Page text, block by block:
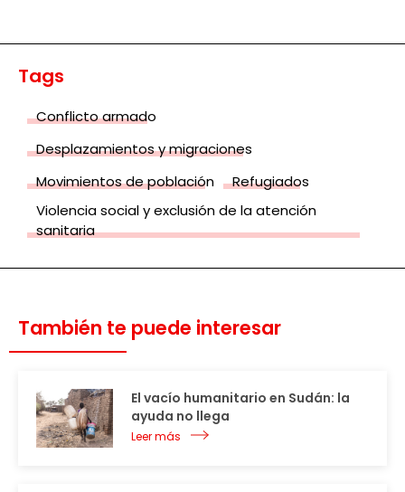
Tags
Conflicto armado
Desplazamientos y migraciones
Movimientos de población
Refugiados
Violencia social y exclusión de la atención
sanitaria
También te puede interesar
El vacío humanitario en Sudán: la
ayuda no llega
Leer más